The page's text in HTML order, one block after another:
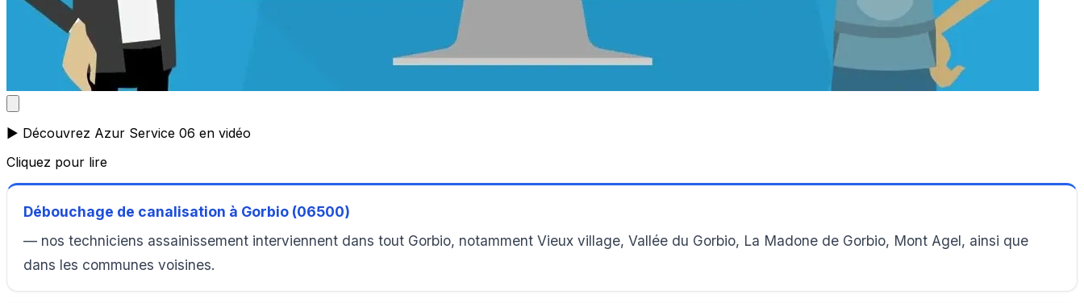
▶️ Découvrez Azur Service 06 en vidéo
Cliquez pour lire
Débouchage de canalisation à Gorbio (06500)
— nos techniciens assainissement interviennent dans tout Gorbio, notamment Vieux village, Vallée du Gorbio, La Madone de Gorbio, Mont Agel, ainsi que
dans les communes voisines.